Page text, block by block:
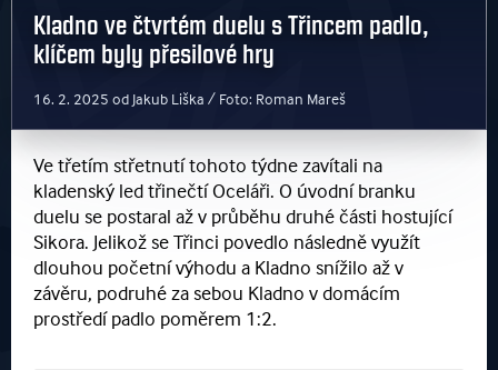
Kladno ve čtvrtém duelu s Třincem padlo,
klíčem byly přesilové hry
16. 2. 2025 od Jakub Liška / Foto: Roman Mareš
Ve třetím střetnutí tohoto týdne zavítali na
kladenský led třinečtí Oceláři. O úvodní branku
duelu se postaral až v průběhu druhé části hostující
Sikora. Jelikož se Třinci povedlo následně využít
dlouhou početní výhodu a Kladno snížilo až v
závěru, podruhé za sebou Kladno v domácím
prostředí padlo poměrem 1:2.